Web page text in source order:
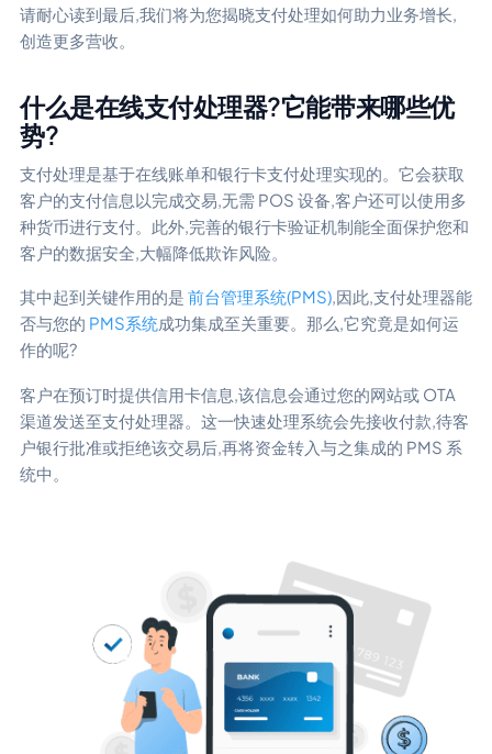
请耐心读到最后,我们将为您揭晓支付处理如何助力业务增长,
创造更多营收。
什么是在线支付处理器?它能带来哪些优
势?
支付处理是基于在线账单和银行卡支付处理实现的。它会获取
客户的支付信息以完成交易,无需 POS 设备,客户还可以使用多
种货币进行支付。此外,完善的银行卡验证机制能全面保护您和
客户的数据安全,大幅降低欺诈风险。
其中起到关键作用的是 前台管理系统(PMS),因此,支付处理器能
否与您的 PMS系统成功集成至关重要。那么,它究竟是如何运
作的呢?
客户在预订时提供信用卡信息,该信息会通过您的网站或 OTA
渠道发送至支付处理器。这一快速处理系统会先接收付款,待客
户银行批准或拒绝该交易后,再将资金转入与之集成的 PMS 系
统中。